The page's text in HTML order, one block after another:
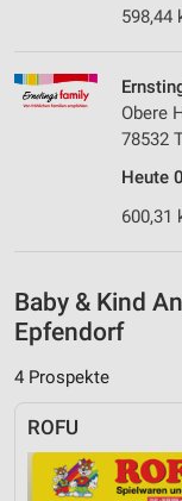
598,44
Obere
78532
Heute
600,31
Baby & Kind
Epfendorf
4 Prospekte
ROFU
Verwendung
IAB-Besonderheiten:
Nicht-IAB-
Werbung